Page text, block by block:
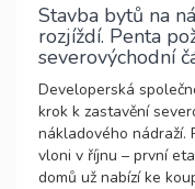
Stavba bytů na
rozjíždí. Penta
severovýchodní
Developerská
krok k zastavění
nákladového nádraží.
vloni v říjnu – první
domů už nabízí ke